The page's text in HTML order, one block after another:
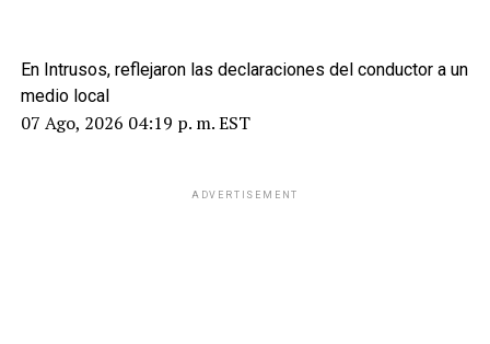
En Intrusos, reflejaron las declaraciones del conductor a un
medio local
07 Ago, 2026 04:19 p. m. EST
ADVERTISEMENT